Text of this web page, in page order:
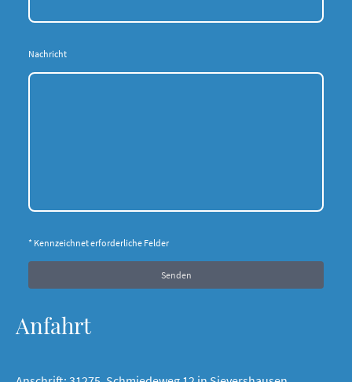
Anfahrt
Nachricht
* Kennzeichnet erforderliche Felder
Senden